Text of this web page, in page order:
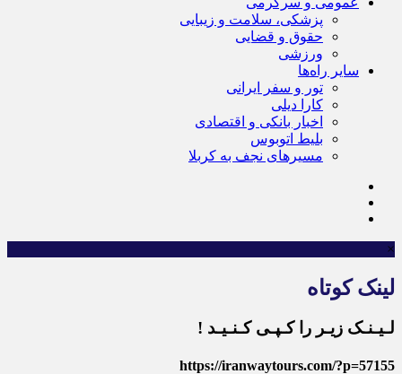
پزشکی، سلامت و زیبایی
حقوق و قضایی
ورزشی
سایر راه‌ها
تور و سفر ایرانی
کارا دیلی
اخبار بانکی و اقتصادی
بلیط اتوبوس
مسیرهای نجف به کربلا
×
لینک کوتاه
لـیـنـک زیـر را کـپـی کـنـیـد !
https://iranwaytours.com/?p=57155